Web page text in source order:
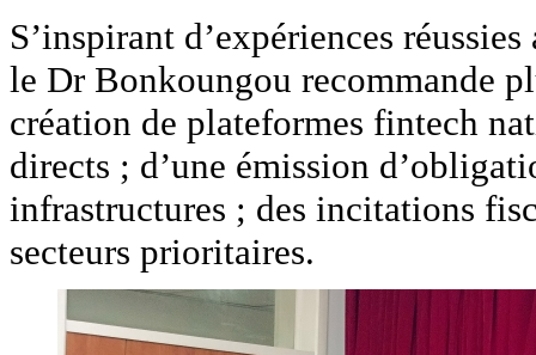
S’inspirant d’expériences
le Dr Bonkoungou recommande
création de plateformes fintech
directs ; d’une émission
infrastructures ; des incitations
secteurs prioritaires.